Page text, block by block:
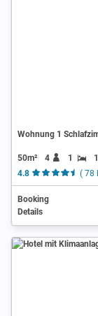
Wohnung 1
50m² 4 1
1
4.8
( 78
Booking
Details